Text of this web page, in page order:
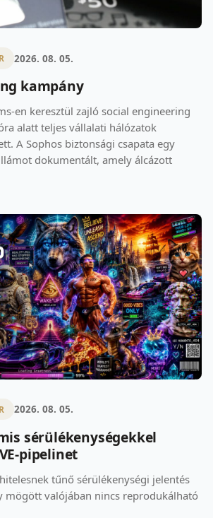
2026. 08. 05.
kampány
en keresztül zajló social engineering
alatt teljes vállalati hálózatok
A Sophos biztonsági csapata egy
dokumentált, amely álcázott
2026. 08. 05.
sérülékenységekkel
pipelinet
tűnő sérülékenységi jelentés
mögött valójában nincs reprodukálható